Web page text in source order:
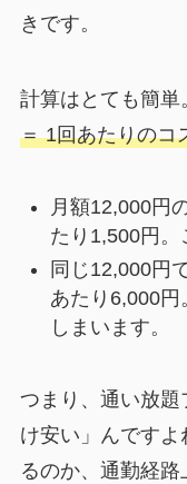
きです。
計算はとても簡単
＝ 1回あたりのコ
月額12,000円
たり1,500円。
同じ12,000円
あたり6,000円
しまいます。
つまり、通い放
け安い」んですよ
るのか、通勤経